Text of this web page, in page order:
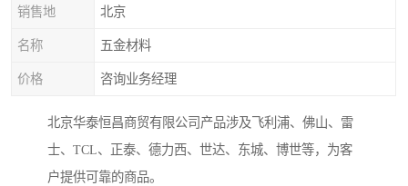
销售地 北京
名称 五金材料
价格 咨询业务经理
北京华泰恒昌商贸有限公司产品涉及飞利浦、佛山、雷
士、TCL、正泰、德力西、世达、东城、博世等，为客
户提供可靠的商品。